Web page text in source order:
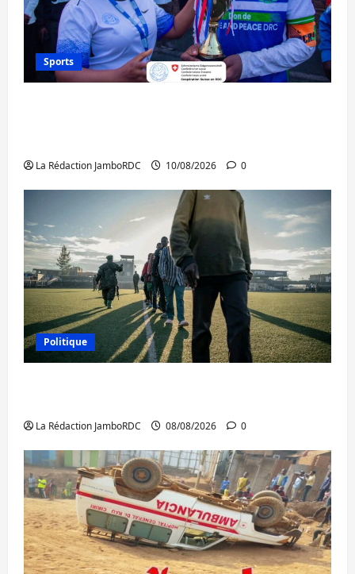
Sports
La Rédaction JamboRDC 10/08/2026 0
Politique
La Rédaction JamboRDC 08/08/2026 0